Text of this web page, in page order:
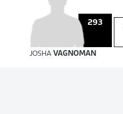
293
JOSHA VAGNOMAN